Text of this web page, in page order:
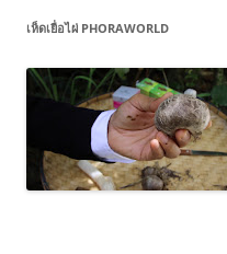
เห็ดเยื่อไผ่ PHORAWORLD